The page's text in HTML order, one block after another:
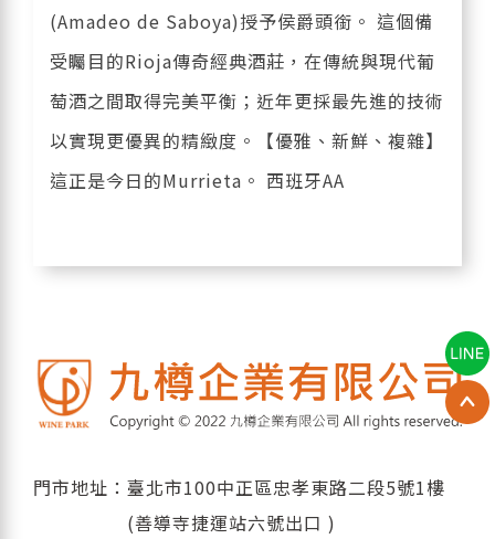
(Amadeo de Saboya)授予侯爵頭銜。 這個備
受矚目的Rioja傳奇經典酒莊，在傳統與現代葡
萄酒之間取得完美平衡；近年更採最先進的技術
以實現更優異的精緻度。【優雅、新鮮、複雜】
這正是今日的Murrieta。 西班牙AA
門市地址：臺北市100中正區忠孝東路二段5號1樓
(善導寺捷運站六號出口 )